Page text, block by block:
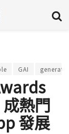
GAI
熱門
發展